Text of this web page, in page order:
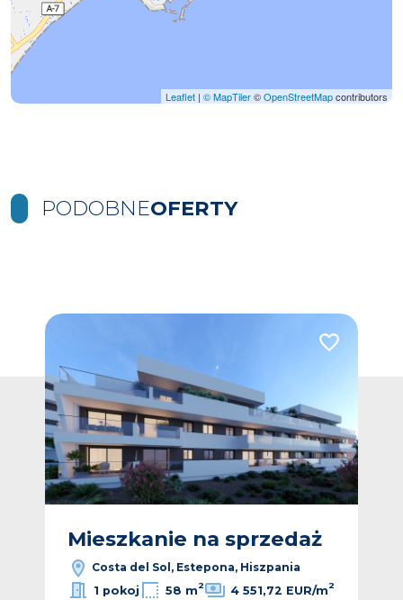
Leaflet | © MapTiler©OpenStreetMapcontributors
PODOBNEOFERTY
Dodaj do
Mieszkanie na sprzedaż
Costa del Sol, Estepona, Hiszpania
1 pokoj
58 m2 4 551,72 EUR/m2